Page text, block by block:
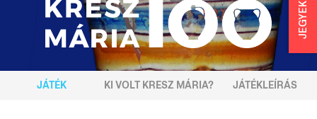
JÁTÉK KI VOLT KRESZ MÁRIA? JÁTÉKLEÍRÁS
JEGYEK